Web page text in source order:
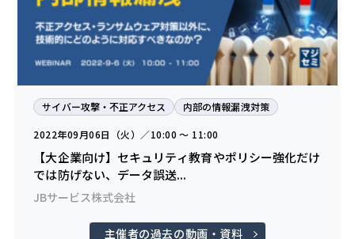
サイバー攻撃・不正アクセス 内部の情報漏洩対策
2022年09月06日（火）／10:00 〜 11:00
【大企業向け】セキュリティ教育やポリシー強化だけ
では防げない、データ誤送...
JBサービス株式会社
主催者の過去の動画・資料